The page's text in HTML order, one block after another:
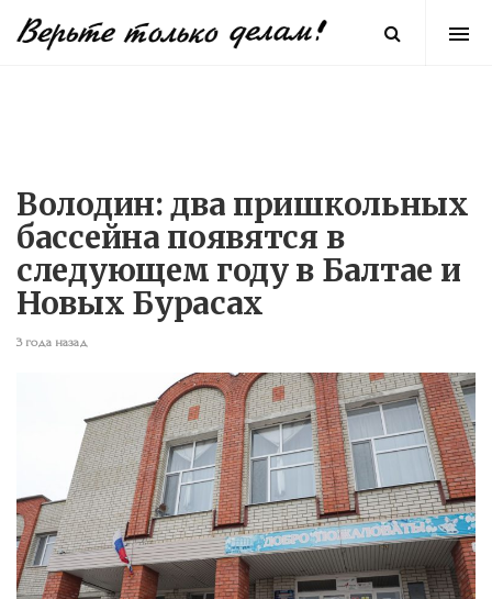
Володин: два пришкольных
бассейна появятся в
следующем году в Балтае и
Новых Бурасах
3 года назад